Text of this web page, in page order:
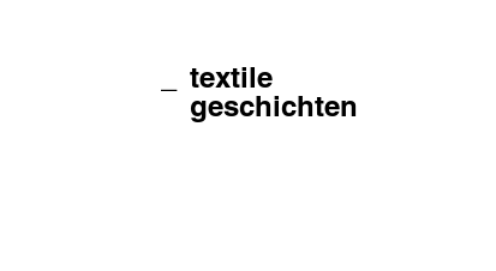
textile
geschichten